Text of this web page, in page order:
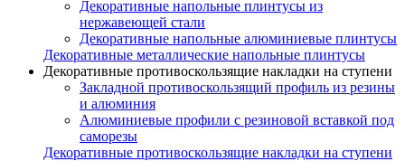
Декоративные напольные плинтусы из
нержавеющей стали
Декоративные напольные алюминиевые плинтусы
Декоративные металлические напольные плинтусы
Декоративные противоскользящие накладки на ступени
Закладной противоскользящий профиль из резины
и алюминия
Алюминиевые профили с резиновой вставкой под
саморезы
Декоративные противоскользящие накладки на ступени